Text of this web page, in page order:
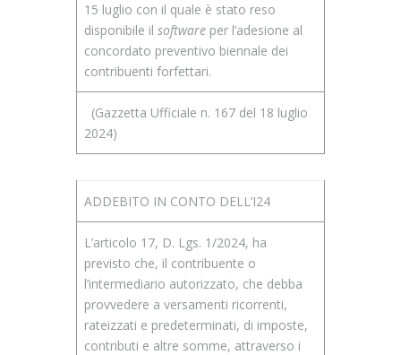
15 luglio con il quale è stato reso
disponibile il software per l’adesione al
concordato preventivo biennale dei
contribuenti forfettari.
(Gazzetta Ufficiale n. 167 del 18 luglio
2024)
ADDEBITO IN CONTO DELL’I24
L’articolo 17, D. Lgs. 1/2024, ha
previsto che, il contribuente o
l’intermediario autorizzato, che debba
provvedere a versamenti ricorrenti,
rateizzati e predeterminati, di imposte,
contributi e altre somme, attraverso i